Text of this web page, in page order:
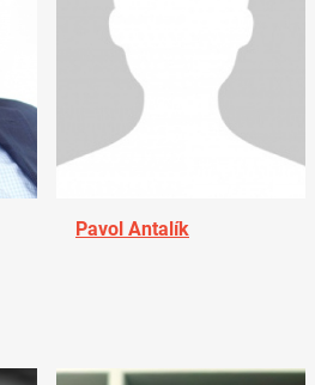
Pavol Antalík